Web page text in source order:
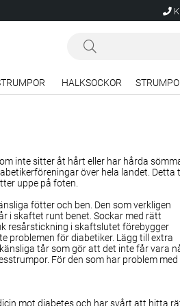
HALKSOCKOR
inte sitter åt hårt eller har hårda
över hela landet. Detta
uppe på foten.
fötter och ben. Den somverkligen
i skaftet runt benet. Sockar med rätt
resårstickning i skaftslutet förebygger
problemen för diabetiker. Lägg till extra
tår som gör att det inte får vara
För den som har problem med
mot diabetes och har svårt att hitta